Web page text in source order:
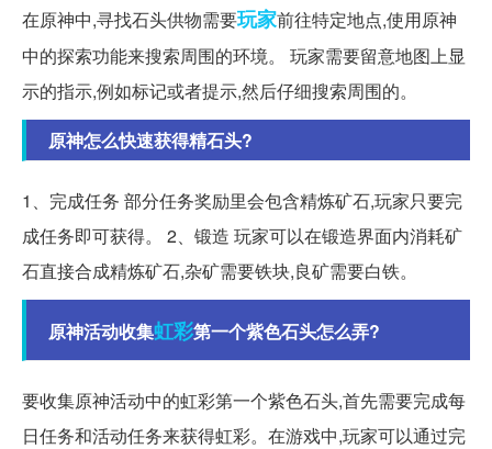
在原神中,寻找石头供物需要玩家前往特定地点,使用原神
中的探索功能来搜索周围的环境。 玩家需要留意地图上显
示的指示,例如标记或者提示,然后仔细搜索周围的。
原神怎么快速获得精石头?
1、完成任务 部分任务奖励里会包含精炼矿石,玩家只要完
成任务即可获得。 2、锻造 玩家可以在锻造界面内消耗矿
石直接合成精炼矿石,杂矿需要铁块,良矿需要白铁。
原神活动收集虹彩第一个紫色石头怎么弄?
要收集原神活动中的虹彩第一个紫色石头,首先需要完成每
日任务和活动任务来获得虹彩。在游戏中,玩家可以通过完